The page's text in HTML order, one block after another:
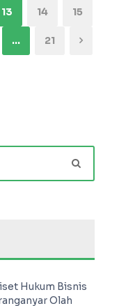
13 14 15
… 21
Hukum Bisnis
Olah